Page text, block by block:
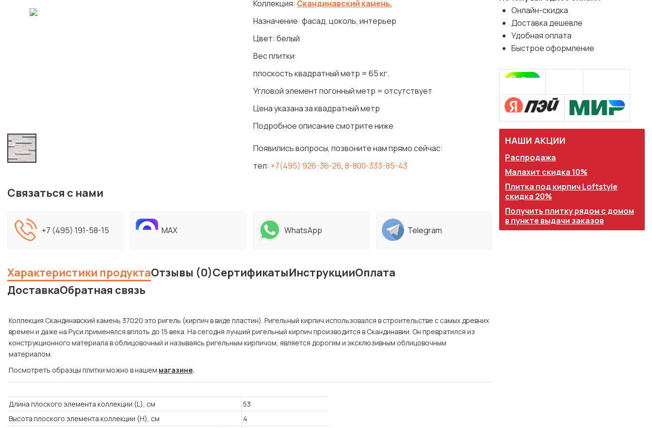
Коллекция: Скандинавский камень.
Назначение: фасад, цоколь, интерьер
Цвет: белый
Вес плитки:
плоскость квадратный метр = 65 кг.
Угловой элемент погонный метр = отсутствует
Цена указана за квадратный метр
Подробное описание смотрите ниже
Появились вопросы, позвоните нам прямо сейчас:
тел: +7(495) 926-36-26, 8-800-333-85-43
Онлайн-скидка
Доставка дешевле
Удобная оплата
Быстрое оформление
НАШИ АКЦИИ
Распродажа
Малахит скидка 10%
Плитка под кирпич Loftstyle
скидка 20%
Получить плитку рядом с домом
в пункте выдачи заказов
Связаться с нами
+7 (495) 191-58-15 MAX WhatsApp Telegram
Характеристики продуктаОтзывы (0)СертификатыИнструкцииОплата
ДоставкаОбратная связь
Коллекция Скандинавский камень 37020 это ригель (кирпич в виде пластин). Ригельный кирпич использовался в строительстве с самых древних
времен и даже на Руси применялся вплоть до 15 века. На сегодня лучший ригельный кирпич производится в Скандинавии. Он превратился из
конструкционного материала в облицовочный и называясь ригельным кирпичом, является дорогим и эксклюзивным облицовочным
материалом.
Посмотреть образцы плитки можно в нашем магазине.
Длина плоского элемента коллекции (L), см
53
Высота плоского элемента коллекции (H), см
4